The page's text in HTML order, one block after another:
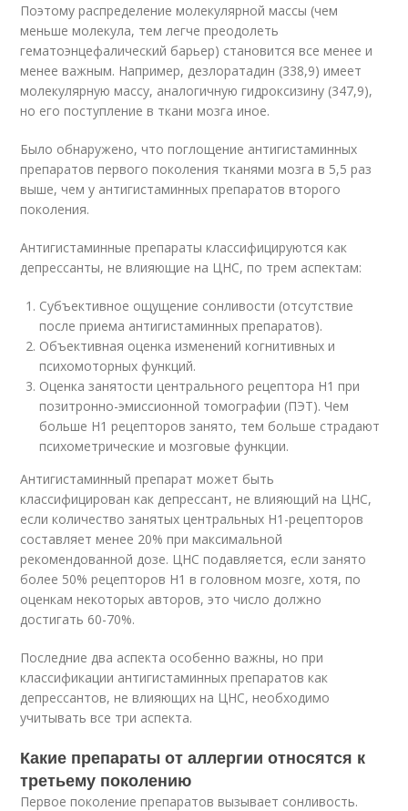
Поэтому распределение молекулярной массы (чем
меньше молекула, тем легче преодолеть
гематоэнцефалический барьер) становится все менее и
менее важным. Например, дезлоратадин (338,9) имеет
молекулярную массу, аналогичную гидроксизину (347,9),
но его поступление в ткани мозга иное.
Было обнаружено, что поглощение антигистаминных
препаратов первого поколения тканями мозга в 5,5 раз
выше, чем у антигистаминных препаратов второго
поколения.
Антигистаминные препараты классифицируются как
депрессанты, не влияющие на ЦНС, по трем аспектам:
Субъективное ощущение сонливости (отсутствие
после приема антигистаминных препаратов).
Объективная оценка изменений когнитивных и
психомоторных функций.
Оценка занятости центрального рецептора H1 при
позитронно-эмиссионной томографии (ПЭТ). Чем
больше H1 рецепторов занято, тем больше страдают
психометрические и мозговые функции.
Антигистаминный препарат может быть
классифицирован как депрессант, не влияющий на ЦНС,
если количество занятых центральных H1-рецепторов
составляет менее 20% при максимальной
рекомендованной дозе. ЦНС подавляется, если занято
более 50% рецепторов H1 в головном мозге, хотя, по
оценкам некоторых авторов, это число должно
достигать 60-70%.
Последние два аспекта особенно важны, но при
классификации антигистаминных препаратов как
депрессантов, не влияющих на ЦНС, необходимо
учитывать все три аспекта.
Какие препараты от аллергии относятся к
третьему поколению
Первое поколение препаратов вызывает сонливость.